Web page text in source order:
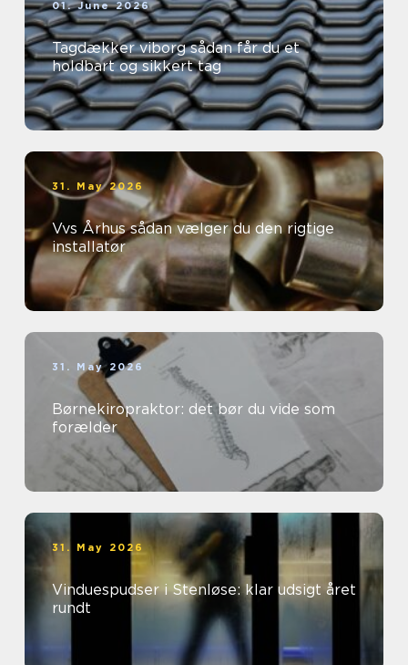
01. June 2026
Tagdækker viborg sådan får du et
holdbart og sikkert tag
31. May 2026
Vvs Århus sådan vælger du den rigtige
installatør
31. May 2026
Børnekiropraktor: det bør du vide som
forælder
31. May 2026
Vinduespudser i Stenløse: klar udsigt året
rundt